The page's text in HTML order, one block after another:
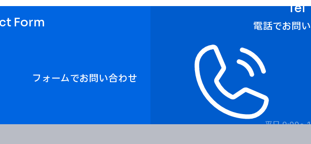
Form
フォームでお問い合わせ
Tel
電話でお問
平日 9:00〜